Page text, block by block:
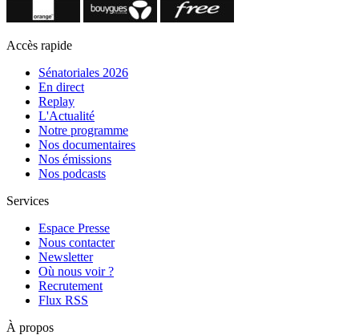
Accès rapide
Sénatoriales 2026
En direct
Replay
L'Actualité
Notre programme
Nos documentaires
Nos émissions
Nos podcasts
Services
Espace Presse
Nous contacter
Newsletter
Où nous voir ?
Recrutement
Flux RSS
À propos